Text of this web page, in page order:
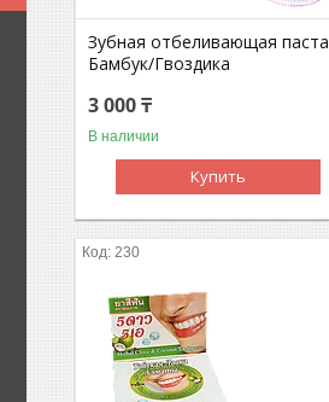
Зубная отбеливающая паста
Бамбук/Гвоздика
3 000 ₸
В наличии
Купить
230